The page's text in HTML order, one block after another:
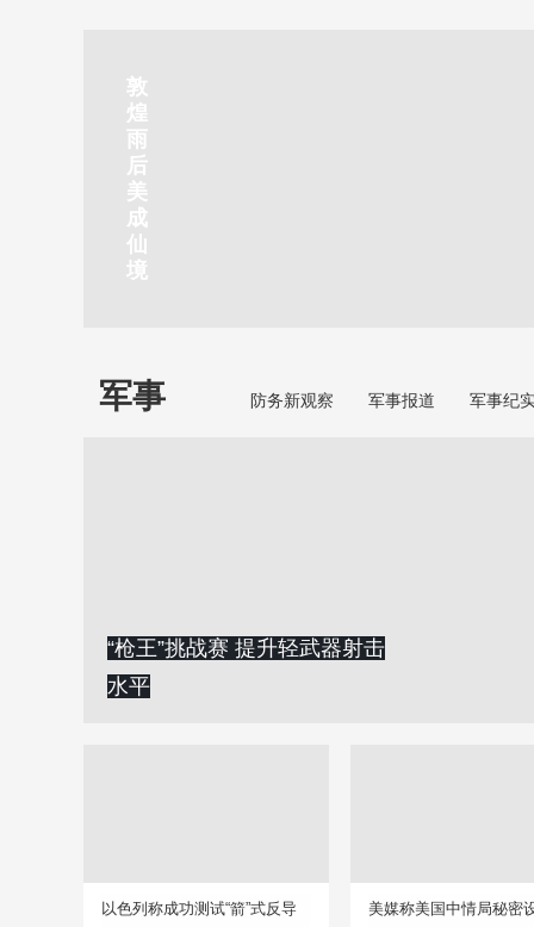
静赏京娘湖
京娘湖位于邯郸武安市口上村北，常年平均气温19摄氏度，夏
吉
林
市
北
山
公
园
云
探
古
北
水
镇
南
京
玄
武
湖
景
区
焦
作
红
石
峡
秦
皇
岛
金
梦
海
湾
剑
川
下
梅
岭
瀑
布
烟
雨
齐
云
山
敦
煌
雨
后
美
成
仙
境
军事 防务新观察 军事报道 军事纪
“枪王”挑战赛 提升轻武器射击
水平
以色列称成功测试“箭”式反导 美媒称美国中情局秘密